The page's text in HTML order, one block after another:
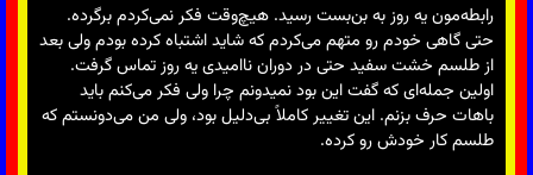
رابطه‌مون یه روز به بن‌بست رسید. هیچ‌وقت فکر نمی‌کردم برگرده.
حتی گاهی خودم رو متهم می‌کردم که شاید اشتباه کرده بودم ولی بعد
از طلسم خشت سفید حتی در دوران ناامیدی یه روز تماس گرفت.
اولین جمله‌ای که گفت این بود نمیدونم چرا ولی فکر می‌کنم باید
باهات حرف بزنم. این تغییر کاملاً بی‌دلیل بود، ولی من می‌دونستم که
طلسم کار خودش رو کرده.